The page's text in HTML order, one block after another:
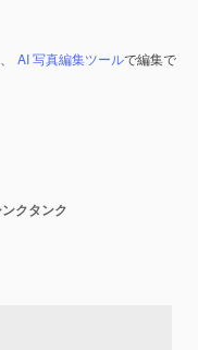
AI 写真編集ツールで編集で
クタンク